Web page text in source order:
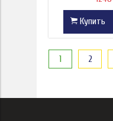
Купить
1 2